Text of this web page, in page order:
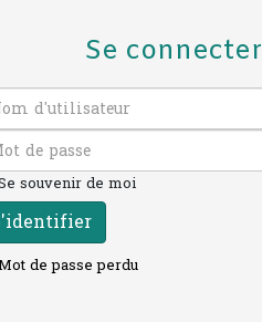
Se connecter
d'utilisateur
de passe
souvenir de moi
de passe perdu